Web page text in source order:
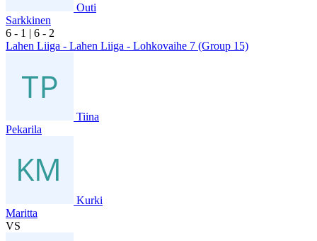
Outi
Sarkkinen
6 - 1 | 6 - 2
Lahen Liiga - Lahen Liiga - Lohkovaihe 7 (Group 15)
Tiina
Pekarila
Kurki
Maritta
VS